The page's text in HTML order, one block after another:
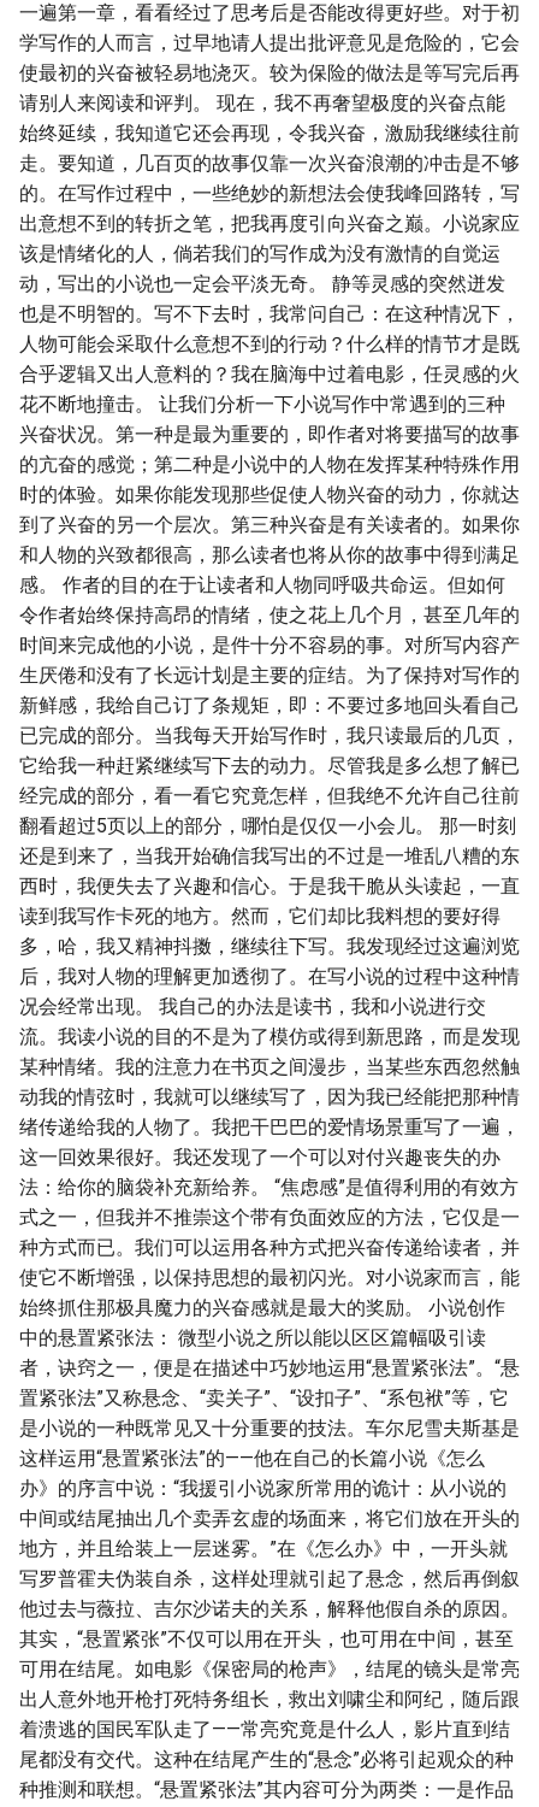
一遍第一章，看看经过了思考后是否能改得更好些。对于初
学写作的人而言，过早地请人提出批评意见是危险的，它会
使最初的兴奋被轻易地浇灭。较为保险的做法是等写完后再
请别人来阅读和评判。 现在，我不再奢望极度的兴奋点能
始终延续，我知道它还会再现，令我兴奋，激励我继续往前
走。要知道，几百页的故事仅靠一次兴奋浪潮的冲击是不够
的。在写作过程中，一些绝妙的新想法会使我峰回路转，写
出意想不到的转折之笔，把我再度引向兴奋之巅。小说家应
该是情绪化的人，倘若我们的写作成为没有激情的自觉运
动，写出的小说也一定会平淡无奇。 静等灵感的突然迸发
也是不明智的。写不下去时，我常问自己：在这种情况下，
人物可能会采取什么意想不到的行动？什么样的情节才是既
合乎逻辑又出人意料的？我在脑海中过着电影，任灵感的火
花不断地撞击。 让我们分析一下小说写作中常遇到的三种
兴奋状况。第一种是最为重要的，即作者对将要描写的故事
的亢奋的感觉；第二种是小说中的人物在发挥某种特殊作用
时的体验。如果你能发现那些促使人物兴奋的动力，你就达
到了兴奋的另一个层次。第三种兴奋是有关读者的。如果你
和人物的兴致都很高，那么读者也将从你的故事中得到满足
感。 作者的目的在于让读者和人物同呼吸共命运。但如何
令作者始终保持高昂的情绪，使之花上几个月，甚至几年的
时间来完成他的小说，是件十分不容易的事。对所写内容产
生厌倦和没有了长远计划是主要的症结。为了保持对写作的
新鲜感，我给自己订了条规矩，即：不要过多地回头看自己
已完成的部分。当我每天开始写作时，我只读最后的几页，
它给我一种赶紧继续写下去的动力。尽管我是多么想了解已
经完成的部分，看一看它究竟怎样，但我绝不允许自己往前
翻看超过5页以上的部分，哪怕是仅仅一小会儿。 那一时刻
还是到来了，当我开始确信我写出的不过是一堆乱八糟的东
西时，我便失去了兴趣和信心。于是我干脆从头读起，一直
读到我写作卡死的地方。然而，它们却比我料想的要好得
多，哈，我又精神抖擞，继续往下写。我发现经过这遍浏览
后，我对人物的理解更加透彻了。在写小说的过程中这种情
况会经常出现。 我自己的办法是读书，我和小说进行交
流。我读小说的目的不是为了模仿或得到新思路，而是发现
某种情绪。我的注意力在书页之间漫步，当某些东西忽然触
动我的情弦时，我就可以继续写了，因为我已经能把那种情
绪传递给我的人物了。我把干巴巴的爱情场景重写了一遍，
这一回效果很好。我还发现了一个可以对付兴趣丧失的办
法：给你的脑袋补充新给养。 “焦虑感”是值得利用的有效方
式之一，但我并不推崇这个带有负面效应的方法，它仅是一
种方式而已。我们可以运用各种方式把兴奋传递给读者，并
使它不断增强，以保持思想的最初闪光。对小说家而言，能
始终抓住那极具魔力的兴奋感就是最大的奖励。 小说创作
中的悬置紧张法： 微型小说之所以能以区区篇幅吸引读
者，诀窍之一，便是在描述中巧妙地运用“悬置紧张法”。“悬
置紧张法”又称悬念、“卖关子”、“设扣子”、“系包袱”等，它
是小说的一种既常见又十分重要的技法。车尔尼雪夫斯基是
这样运用“悬置紧张法”的——他在自己的长篇小说《怎么
办》的序言中说：“我援引小说家所常用的诡计：从小说的
中间或结尾抽出几个卖弄玄虚的场面来，将它们放在开头的
地方，并且给装上一层迷雾。”在《怎么办》中，一开头就
写罗普霍夫伪装自杀，这样处理就引起了悬念，然后再倒叙
他过去与薇拉、吉尔沙诺夫的关系，解释他假自杀的原因。
其实，“悬置紧张”不仅可以用在开头，也可用在中间，甚至
可用在结尾。如电影《保密局的枪声》，结尾的镜头是常亮
出人意外地开枪打死特务组长，救出刘啸尘和阿纪，随后跟
着溃逃的国民军队走了——常亮究竟是什么人，影片直到结
尾都没有交代。这种在结尾产生的“悬念”必将引起观众的种
种推测和联想。“悬置紧张法”其内容可分为两类：一是作品